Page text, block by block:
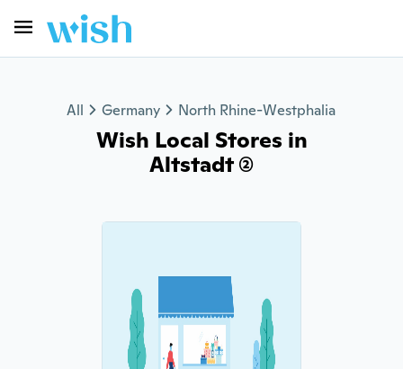
All Germany North Rhine-Westphalia
Wish Local Stores in
Altstadt (2)